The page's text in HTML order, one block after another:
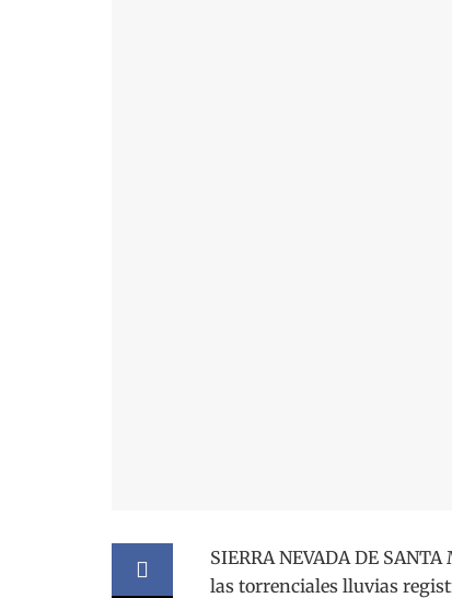
SIERRA NEVADA DE
las torrenciales lluvias